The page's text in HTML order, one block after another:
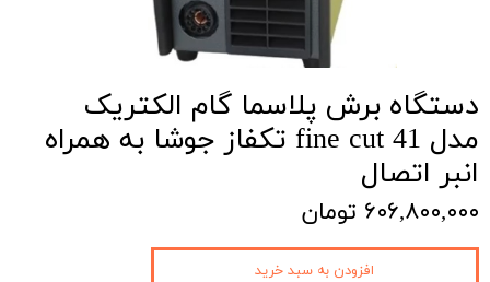
دستگاه برش پلاسما گام الکتریک
مدل fine cut 41 تکفاز جوشا به همراه
انبر اتصال
۶۰۶,۸۰۰,۰۰۰ تومان
افزودن به سبد خرید